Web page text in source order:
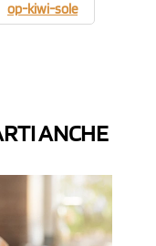
op-kiwi-sole
ANCHE